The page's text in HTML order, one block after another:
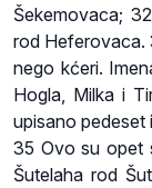
Šekemovaca;
rod Heferovaca.
nego kćeri.
Hogla, Milka i
upisano pedeset
35 Ovo su opet
Šutelaha rod